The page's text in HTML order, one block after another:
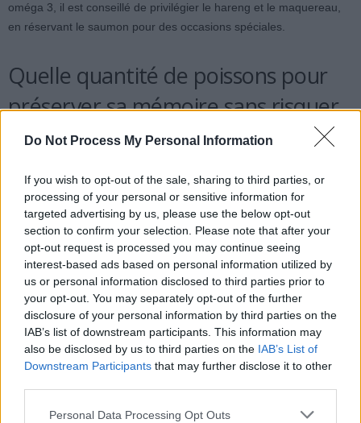
Do Not Process My Personal Information
If you wish to opt-out of the sale, sharing to third parties, or
processing of your personal or sensitive information for
targeted advertising by us, please use the below opt-out
section to confirm your selection. Please note that after your
opt-out request is processed you may continue seeing
interest-based ads based on personal information utilized by
us or personal information disclosed to third parties prior to
your opt-out. You may separately opt-out of the further
disclosure of your personal information by third parties on the
IAB’s list of downstream participants. This information may
also be disclosed by us to third parties on the IAB’s List of
Downstream Participants that may further disclose it to other
Personal Data Processing Opt Outs
oméga 3, il est conseillé de privilégier le hareng et le maquereau,
en réservant le saumon pour des occasions spéciales.
Quelle quantité de poissons pour
préserver sa mémoire sans risquer
la pollution ?
Selon l’ANSES, deux portions de poisson par semaine suffisent. En
choisissant une portion de 100 g de hareng et une de maquereau,
vous comblez largement vos besoins en oméga 3 tout en limitant
l’exposition aux métaux lourds. Nutriting indique que ce rythme de
consommation de poissons gras est associé à un déclin cognitif
plus lent chez les seniors.
Comment ralentir le Pourquoi votre santé